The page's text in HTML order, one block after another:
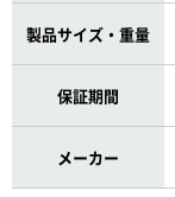
製品サイズ・重量
保証期間
メーカー